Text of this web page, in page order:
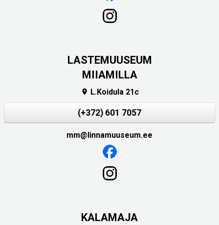
LASTEMUUSEUM
MIIAMILLA
 L.Koidula 21c
(+372) 601 7057
mm@linnamuuseum.ee
KALAMAJA